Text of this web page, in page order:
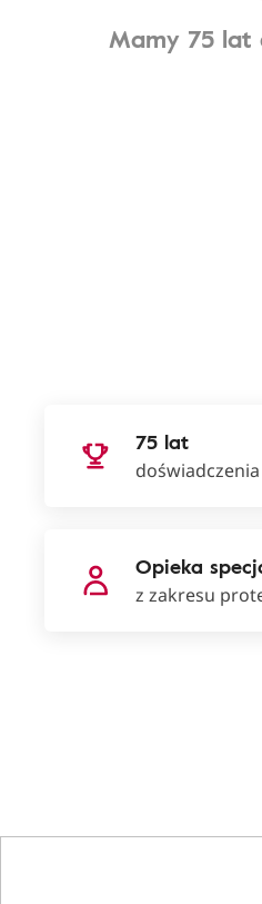
Mamy 75 lat
75 lat
doświadczenia
Opieka
z zakresu